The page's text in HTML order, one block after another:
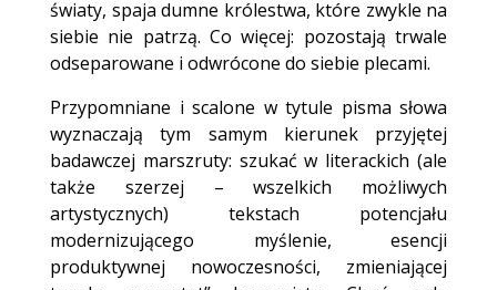
światy, spaja dumne królestwa, które zwykle na
siebie nie patrzą. Co więcej: pozostają trwale
odseparowane i odwrócone do siebie plecami.
Przypomniane i scalone w tytule pisma słowa
wyznaczają tym samym kierunek przyjętej
badawczej marszruty: szukać w literackich (ale
także szerzej – wszelkich możliwych
artystycznych) tekstach potencjału
modernizującego myślenie, esencji
produktywnej nowoczesności, zmieniającej